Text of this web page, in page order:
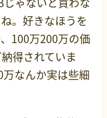
。好きなほうを
100万200万の価
得されていま
なんか実は些細